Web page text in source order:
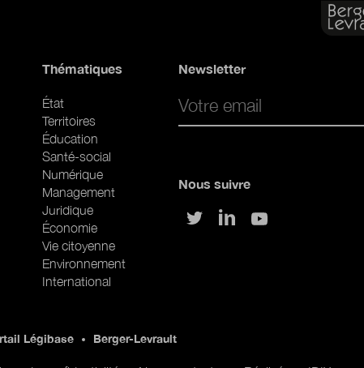
Thématiques
État
Territoires
Éducation
Santé-social
Numérique
Management
Juridique
Économie
Vie citoyenne
Environnement
International
Newsletter
Email *
Nous suivre
sur Twittersur LinkedInsur Youtube
Légibase Berger-Levrault